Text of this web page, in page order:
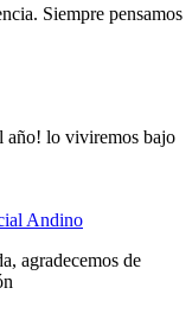
Siempre pensamos
año! lo viviremos bajo
Andino
agradecemos de